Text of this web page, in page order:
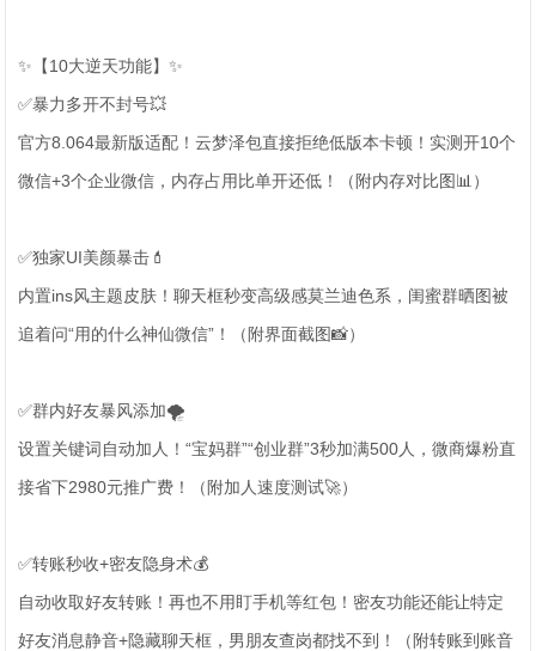
✨【10大逆天功能】✨
✅暴力多开不封号💥
官方8.064最新版适配！云梦泽包直接拒绝低版本卡顿！实测开10个
微信+3个企业微信，内存占用比单开还低！（附内存对比图📊）
✅独家UI美颜暴击💄
内置ins风主题皮肤！聊天框秒变高级感莫兰迪色系，闺蜜群晒图被
追着问“用的什么神仙微信”！（附界面截图📸）
✅群内好友暴风添加🌪️
设置关键词自动加人！“宝妈群”“创业群”3秒加满500人，微商爆粉直
接省下2980元推广费！（附加人速度测试🚀）
✅转账秒收+密友隐身术💰
自动收取好友转账！再也不用盯手机等红包！密友功能还能让特定
好友消息静音+隐藏聊天框，男朋友查岗都找不到！（附转账到账音